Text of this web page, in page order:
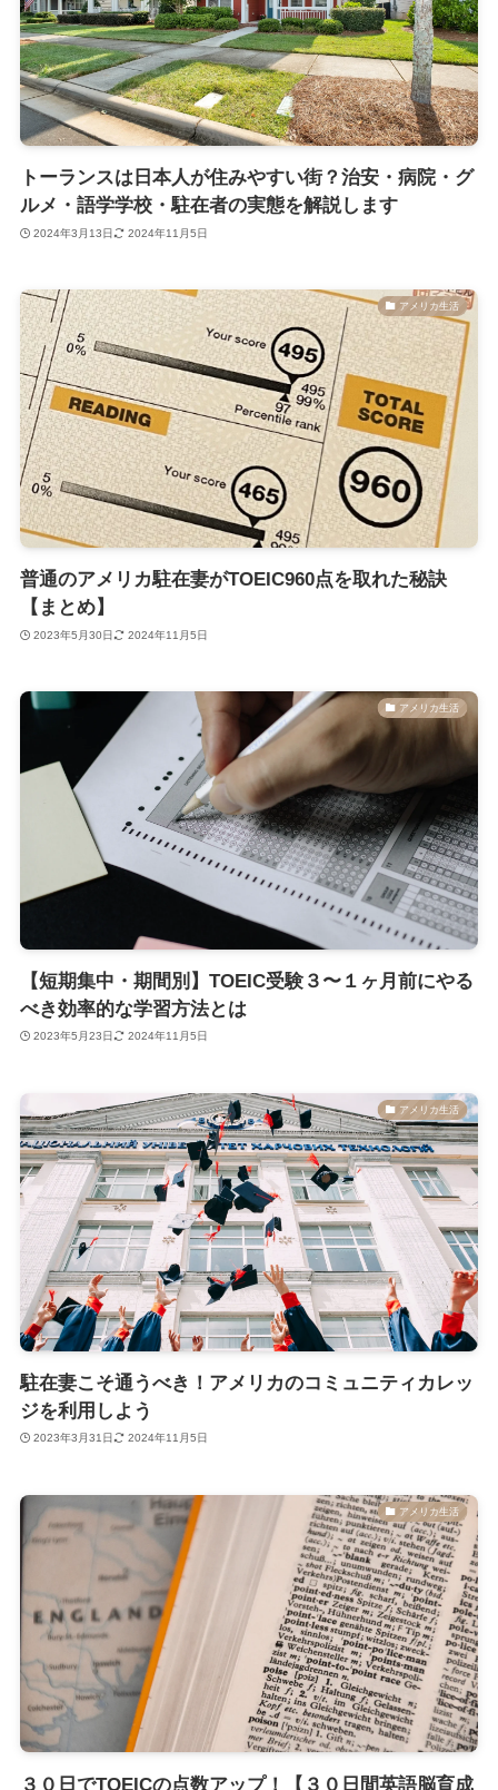
トーランスは日本人が住みやすい街？治安・病院・グ
ルメ・語学学校・駐在者の実態を解説します
2024年3月13日 2024年11月5日
アメリカ生活
普通のアメリカ駐在妻がTOEIC960点を取れた秘訣
【まとめ】
2023年5月30日 2024年11月5日
アメリカ生活
【短期集中・期間別】TOEIC受験３〜１ヶ月前にやる
べき効率的な学習方法とは
2023年5月23日 2024年11月5日
アメリカ生活
駐在妻こそ通うべき！アメリカのコミュニティカレッ
ジを利用しよう
2023年3月31日 2024年11月5日
アメリカ生活
３０日でTOEICの点数アップ！【３０日間英語脳育成